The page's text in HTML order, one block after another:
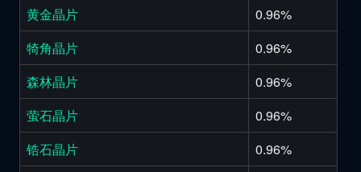
黄金晶片
0.96%
犄角晶片
0.96%
森林晶片
0.96%
萤石晶片
0.96%
锆石晶片
0.96%